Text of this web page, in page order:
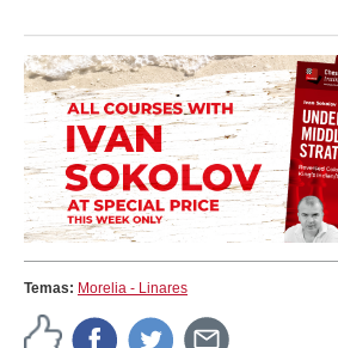
Temas: Morelia - Linares